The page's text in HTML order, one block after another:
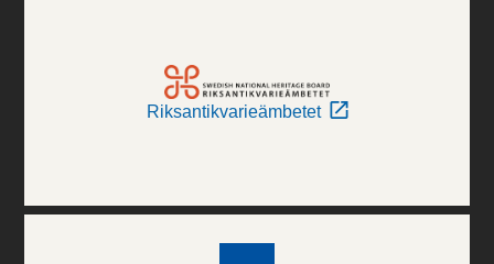
Riksantikvarieämbetet